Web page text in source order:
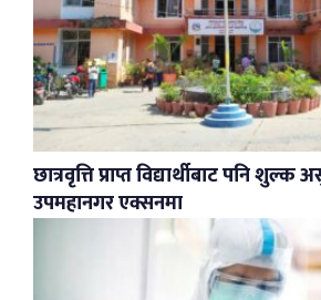
छात्रवृत्ति प्राप्त विद्यार्थीबाट पनि
उपमहानगर एक्सनमा